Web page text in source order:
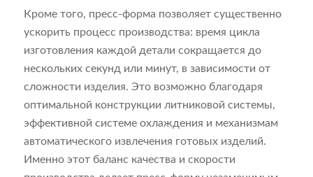
Кроме того, пресс-форма позволяет существенно
ускорить процесс производства: время цикла
изготовления каждой детали сокращается до
нескольких секунд или минут, в зависимости от
сложности изделия. Это возможно благодаря
оптимальной конструкции литниковой системы,
эффективной системе охлаждения и механизмам
автоматического извлечения готовых изделий.
Именно этот баланс качества и скорости